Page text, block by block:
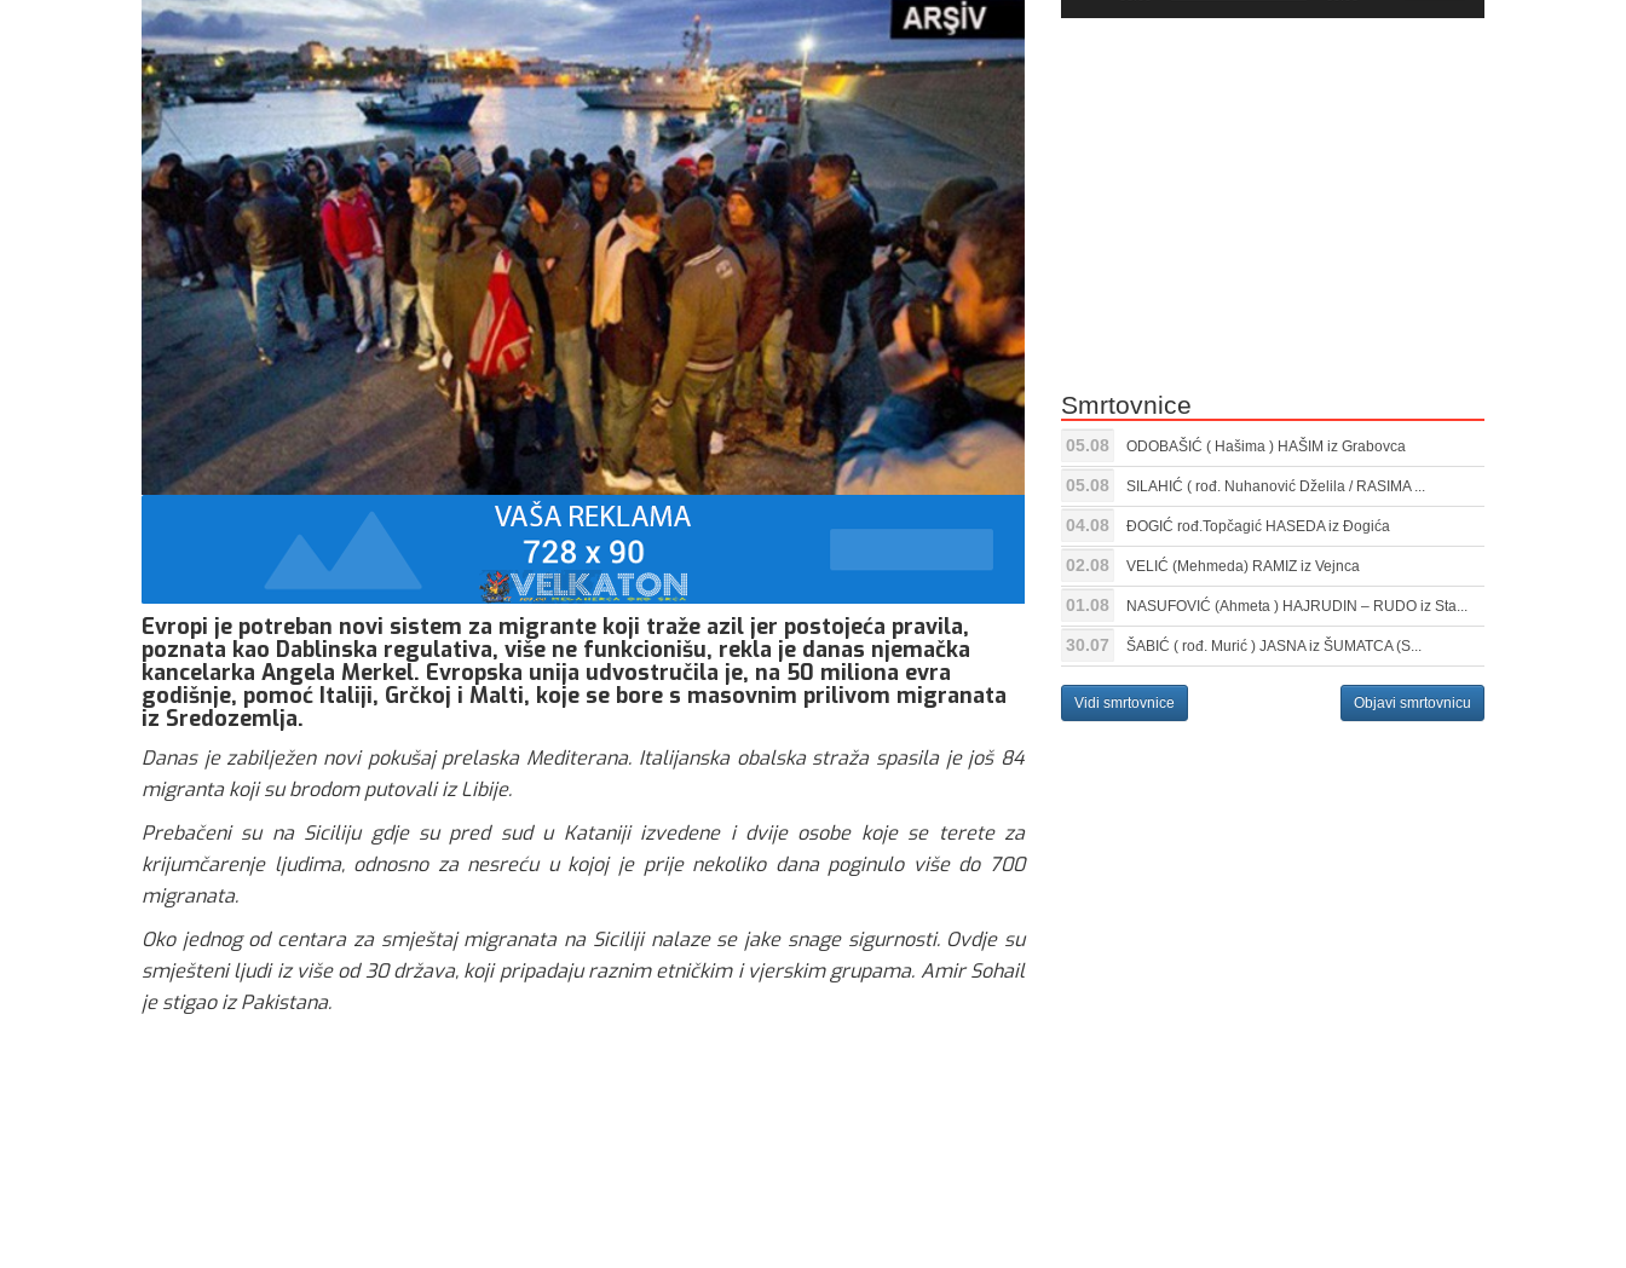
Evropi je potreban novi sistem za migrante koji traže azil jer postojeća pravila,
poznata kao Dablinska regulativa, više ne funkcionišu, rekla je danas njemačka
kancelarka Angela Merkel. Evropska unija udvostručila je, na 50 miliona evra
godišnje, pomoć Italiji, Grčkoj i Malti, koje se bore s masovnim prilivom migranata
iz Sredozemlja.
Danas je zabilježen novi pokušaj prelaska Mediterana. Italijanska obalska straža spasila je još 84
migranta koji su brodom putovali iz Libije.
Prebačeni su na Siciliju gdje su pred sud u Kataniji izvedene i dvije osobe koje se terete za
krijumčarenje ljudima, odnosno za nesreću u kojoj je prije nekoliko dana poginulo više do 700
migranata.
Oko jednog od centara za smještaj migranata na Siciliji nalaze se jake snage sigurnosti. Ovdje su
smješteni ljudi iz više od 30 država, koji pripadaju raznim etničkim i vjerskim grupama. Amir Sohail
je stigao iz Pakistana.
Gore/Dole
Smrtovnice
05.08 ODOBAŠIĆ ( Hašima ) HAŠIM iz Grabovca
05.08 SILAHIĆ ( rođ. Nuhanović Dželila / RASIMA ...
04.08 ĐOGIĆ rođ.Topčagić HASEDA iz Đogića
02.08 VELIĆ (Mehmeda) RAMIZ iz Vejnca
01.08 NASUFOVIĆ (Ahmeta ) HAJRUDIN – RUDO iz Sta...
30.07 ŠABIĆ ( rođ. Murić ) JASNA iz ŠUMATCA (S...
Vidi smrtovnice Objavi smrtovnicu